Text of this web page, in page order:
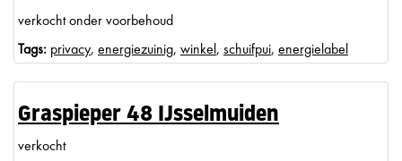
verkocht onder voorbehoud
Tags: privacy, energiezuinig, winkel, schuifpui, energielabel
Graspieper 48 IJsselmuiden
verkocht